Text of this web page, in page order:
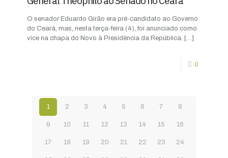
O senador Eduardo Girão era pré-candidato ao Governo
do Ceará, mas, nesta terça-feira (4), foi anunciado como
vice na chapa do Novo à Presidência da República. […]
0
1 2 3 4 5 6 7 8
9 10 11 12 13 14 15 16
17 18 19 20 21 22 23 24